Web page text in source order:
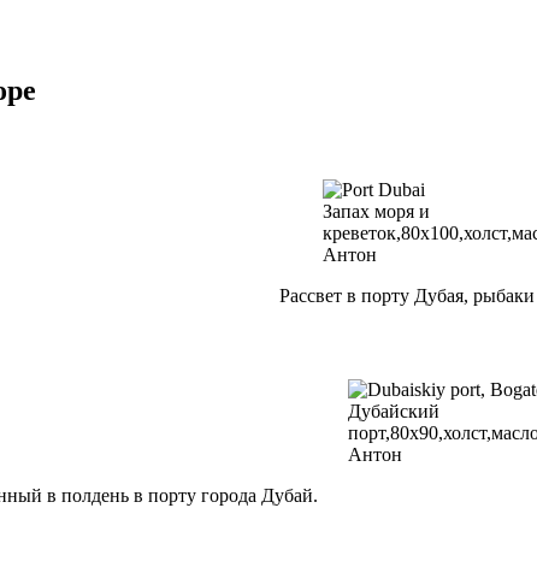
Запах моря и
Антон
Рассвет в порту Дубая,
Дубайский
Антон
в полдень в порту города Дубай.